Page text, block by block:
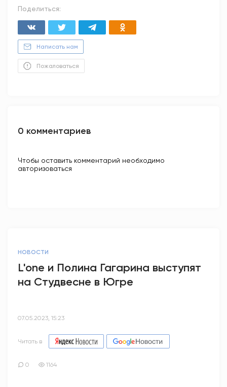
Поделиться:
Написать нам
Пожаловаться
0 комментариев
Чтобы оставить комментарий необходимо
авторизоваться
НОВОСТИ
L'one и Полина Гагарина выступят
на Студвесне в Югре
07.05.2023, 15:23
Читать в
0 1164